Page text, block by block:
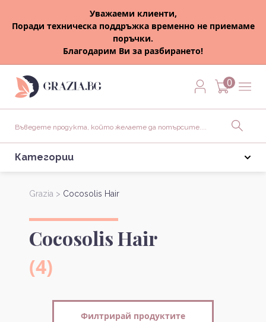
Уважаеми клиенти,
Поради техническа поддръжка временно не приемаме
поръчки.
Благодарим Ви за разбирането!
0
Категории
Grazia > Cocosolis Hair
Cocosolis Hair
(4)
Филтрирай продуктите